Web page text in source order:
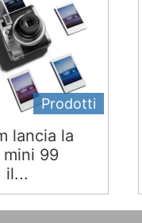
Prodotti
lancia la
mini 99
il...